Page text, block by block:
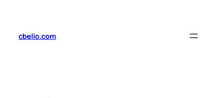
contenido
cbelio.com